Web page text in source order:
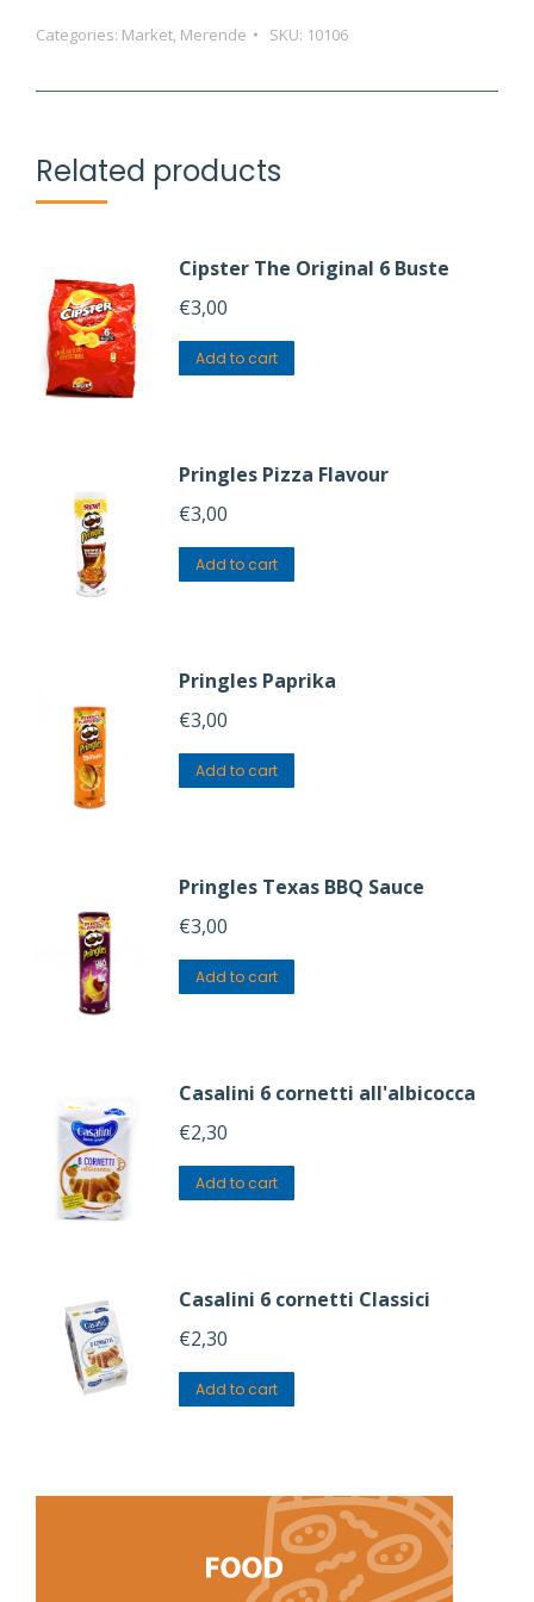
con
quantity
Categories: Market, Merende SKU: 10106
Related products
Cipster The Original 6 Buste
€3,00
Add to cart
Pringles Pizza Flavour
€3,00
Add to cart
Pringles Paprika
€3,00
Add to cart
Pringles Texas BBQ Sauce
€3,00
Add to cart
Casalini 6 cornetti all'albicocca
€2,30
Add to cart
Casalini 6 cornetti Classici
€2,30
Add to cart